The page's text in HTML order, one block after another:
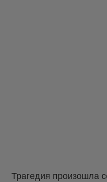
Трагедия произошла